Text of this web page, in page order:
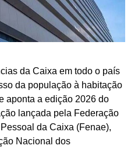
da Caixa em todo o país
da população à habitação
aponta a edição 2026 do
lançada pela Federação
da Caixa (Fenae),
Nacional dos